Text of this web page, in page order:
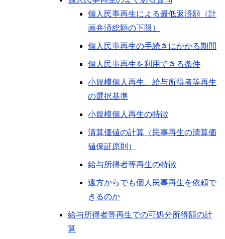
個人民事再生による最低返済額（計
画弁済総額の下限）
個人民事再生の手続きにかかる期間
個人民事再生を利用できる条件
小規模個人再生、給与所得者等再生
の選択基準
小規模個人再生の特徴
清算価値の計算（民事再生の清算価
値保証原則）
給与所得者等再生の特徴
遠方からでも個人民事再生を依頼で
きるのか
給与所得者等再生での可処分所得額の計
算